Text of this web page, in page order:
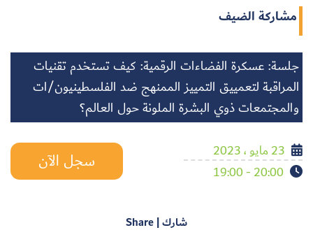
مشاركة الضيف
جلسة: عسكرة الفضاءات الرقمية: كيف تستخدم تقنيات
المراقبة لتعمييق التمييز الممنهج ضد الفلسطينيون/ات
والمجتمعات ذوي البشرة الملونة حول العالم؟
23 مايو ، 2023
20:00 - 19:00
سجل الآن
شارك | Share